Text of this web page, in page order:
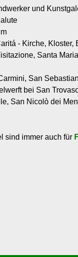
und
- Kirche, Kloster,
Santa
San
bei San
San Nicolò dei
sind immer auch für